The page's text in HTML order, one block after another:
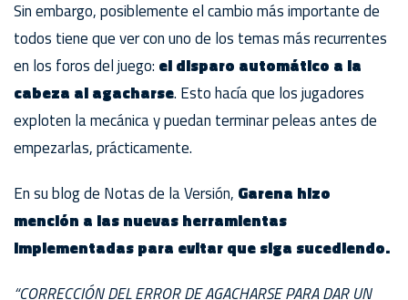
Sin embargo, posiblemente el cambio más importante de
todos tiene que ver con uno de los temas más recurrentes
en los foros del juego: el disparo automático a la
cabeza al agacharse. Esto hacía que los jugadores
exploten la mecánica y puedan terminar peleas antes de
empezarlas, prácticamente.
En su blog de Notas de la Versión, Garena hizo
mención a las nuevas herramientas
implementadas para evitar que siga sucediendo.
“CORRECCIÓN DEL ERROR DE AGACHARSE PARA DAR UN